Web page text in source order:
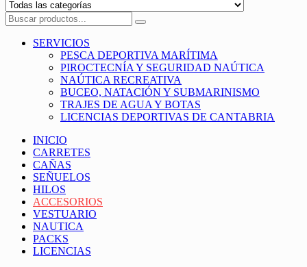
SERVICIOS
PESCA DEPORTIVA MARÍTIMA
PIROCTECNÍA Y SEGURIDAD NAÚTICA
NAÚTICA RECREATIVA
BUCEO, NATACIÓN Y SUBMARINISMO
TRAJES DE AGUA Y BOTAS
LICENCIAS DEPORTIVAS DE CANTABRIA
INICIO
CARRETES
CAÑAS
SEÑUELOS
HILOS
ACCESORIOS
VESTUARIO
NAUTICA
PACKS
LICENCIAS